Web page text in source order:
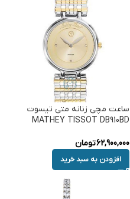
ساعت مچی زنانه متی تیسوت
MATHEY TISSOT DB910BD
62,900,000تومان
افزودن به سبد خرید